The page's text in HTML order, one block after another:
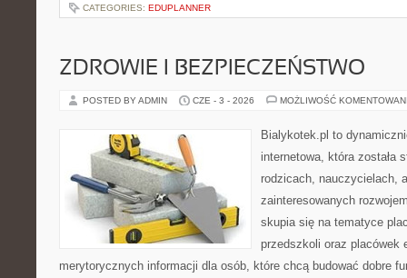
CATEGORIES: EDUPLANNER
ZDROWIE I BEZPIECZEŃSTWO
POSTED BY ADMIN CZE - 3 - 2026 MOŻLIWOŚĆ
Bialykotek.pl to
internetowa, która została
rodzicach, nauczycielach,
zainteresowanych
skupia się na tematyce
przedszkoli oraz placówek
merytorycznych informacji dla osób, które chcą budować dobre